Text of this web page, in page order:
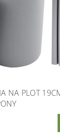
NA PLOT